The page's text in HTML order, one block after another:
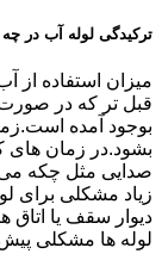
ترکیدگی لوله آب در
میزان استفاده از
قبل تر که در صورت
بوجود آمده
بشود.در زمان
صدایی مثل چکه می
زیاد مشکلی برای
دیوار سقف یا
لوله ها مشکلی پیش